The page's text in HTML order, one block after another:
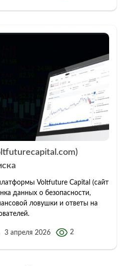
Voltfuture Capital (сайт
данных о безопасности,
ловушки и ответы на
3 апреля 2026 2